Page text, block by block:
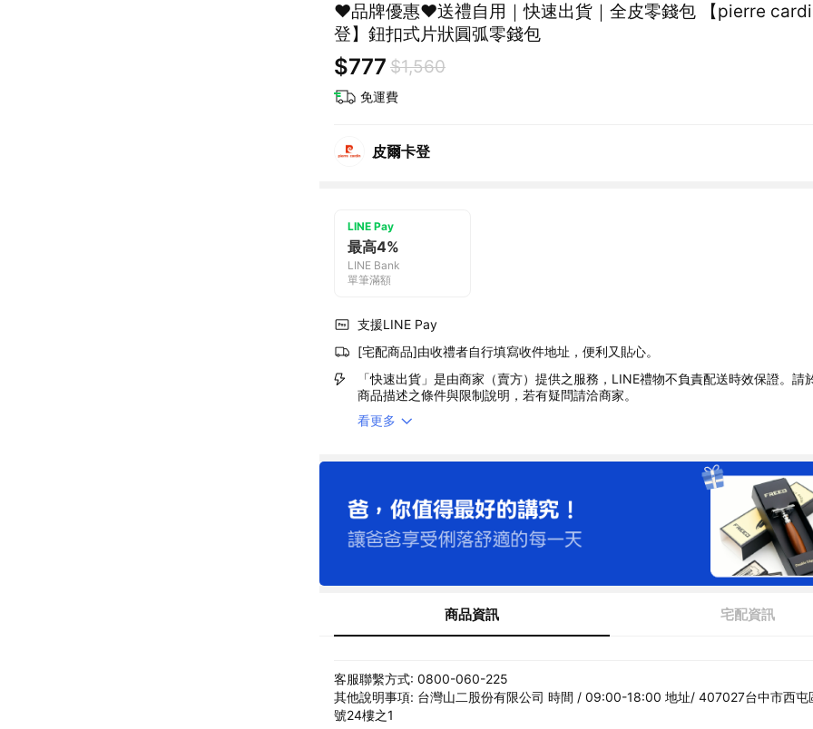
❤️品牌優惠❤️送禮自用｜快速出貨｜全皮零錢包 【pierre
登】鈕扣式片狀圓弧零錢包
$777 $1,560
免運費
皮爾卡登
LINE Pay
最高4%
LINE Bank
單筆滿額
支援LINE Pay
[宅配商品]由收禮者自行填寫收件地址，便利又貼心。
「快速出貨」是由商家（賣方）提供之服務，LINE禮物不負責配送時效保證。請
商品描述之條件與限制說明，若有疑問請洽商家。
看更多
商品資訊 宅配資訊
客服聯繫方式: 0800-060-225
其他說明事項: 台灣山二股份有限公司 時間 / 09:00-18:00 地址/ 407027台中市西屯
號24樓之1